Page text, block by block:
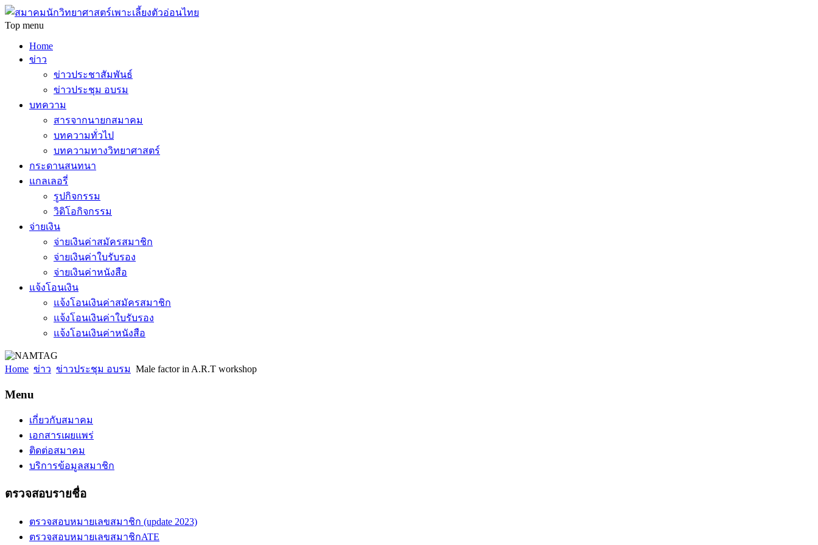
Top menu
Home
ข่าว
ข่าวประชาสัมพันธ์
ข่าวประชุม อบรม
บทความ
สารจากนายกสมาคม
บทความทั่วไป
บทความทางวิทยาศาสตร์
กระดานสนทนา
แกลเลอรี่
รูปกิจกรรม
วิดิโอกิจกรรม
จ่ายเงิน
จ่ายเงินค่าสมัครสมาชิก
จ่ายเงินค่าใบรับรอง
จ่ายเงินค่าหนังสือ
แจ้งโอนเงิน
แจ้งโอนเงินค่าสมัครสมาชิก
แจ้งโอนเงินค่าใบรับรอง
แจ้งโอนเงินค่าหนังสือ
Home ข่าว ข่าวประชุม อบรม Male factor in A.R.T workshop
Menu
เกี่ยวกับสมาคม
เอกสารเผยแพร่
ติดต่อสมาคม
บริการข้อมูลสมาชิก
ตรวจสอบรายชื่อ
ตรวจสอบหมายเลขสมาชิก (update 2023)
ตรวจสอบหมายเลขสมาชิกATE